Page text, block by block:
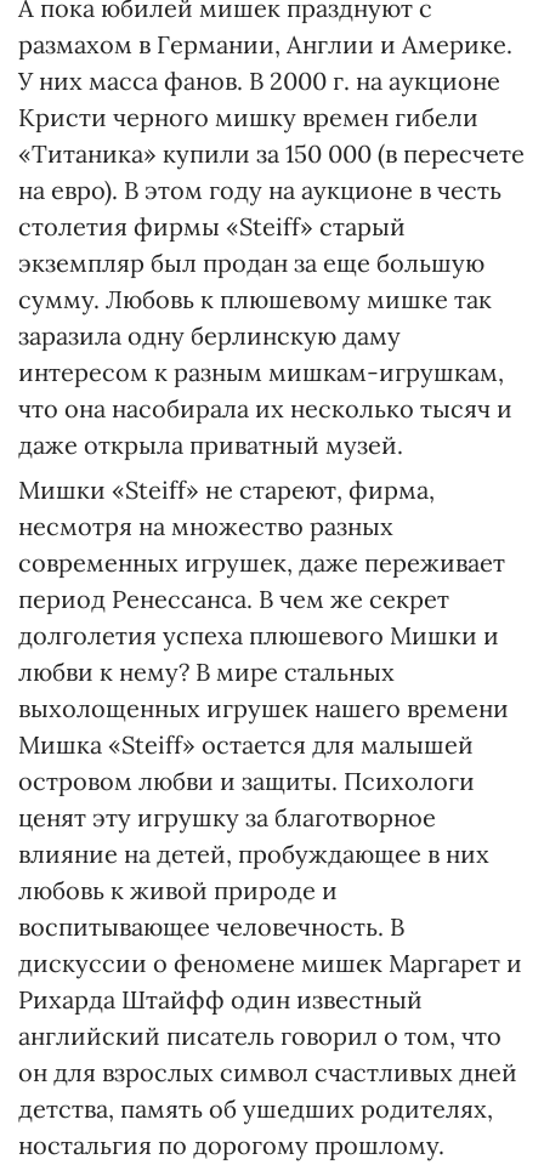
А пока юбилей мишек празднуют с
размахом в Германии, Англии и Америке.
У них масса фанов. В 2000 г. на аукционе
Кристи черного мишку времен гибели
«Титаника» купили за 150 000 (в пересчете
на евро). В этом году на аукционе в честь
столетия фирмы «Steiff» старый
экземпляр был продан за еще большую
сумму. Любовь к плюшевому мишке так
заразила одну берлинскую даму
интересом к разным мишкам-игрушкам,
что она насобирала их несколько тысяч и
даже открыла приватный музей.
Мишки «Steiff» не стареют, фирма,
несмотря на множество разных
современных игрушек, даже переживает
период Ренессанса. В чем же секрет
долголетия успеха плюшевого Мишки и
любви к нему? В мире стальных
выхолощенных игрушек нашего времени
Мишка «Steiff» остается для малышей
островом любви и защиты. Психологи
ценят эту игрушку за благотворное
влияние на детей, пробуждающее в них
любовь к живой природе и
воспитывающее человечность. В
дискуссии о феномене мишек Маргарет и
Рихарда Штайфф один известный
английский писатель говорил о том, что
он для взрослых символ счастливых дней
детства, память об ушедших родителях,
ностальгия по дорогому прошлому.